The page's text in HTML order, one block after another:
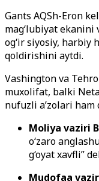
Gants AQSh-Eron
mag‘lubiyat
og‘ir siyosiy, harbiy
qoldirishini aytdi.
Vashington va
muxolifat, balki
nufuzli a’zolari
Moliya vaziri
o‘zaro
g‘oyat xavfli”
Mudofaa